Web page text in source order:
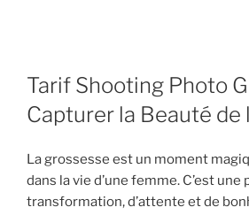
Tarif Shooting Photo
Capturer la Beauté
La grossesse est un moment
dans la vie d’une femme. C’est une
transformation, d’attente et de